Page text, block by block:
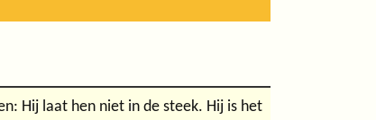
Hij laat hen niet in de steek. Hij is het